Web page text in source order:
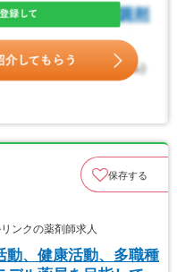
保存する
ンクの薬剤師求人
動、健康活動、多職種